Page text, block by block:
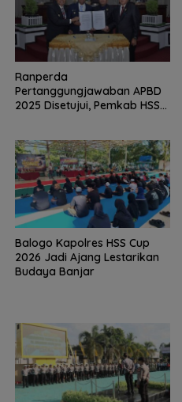
Ranperda
Pertanggungjawaban APBD
2025 Disetujui, Pemkab HSS
Balogo Kapolres HSS Cup
2026 Jadi Ajang Lestarikan
Budaya Banjar